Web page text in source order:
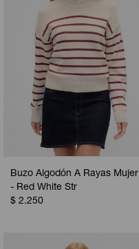
Buzo Algodón A Rayas Mujer
- Red White Str
$ 2.250